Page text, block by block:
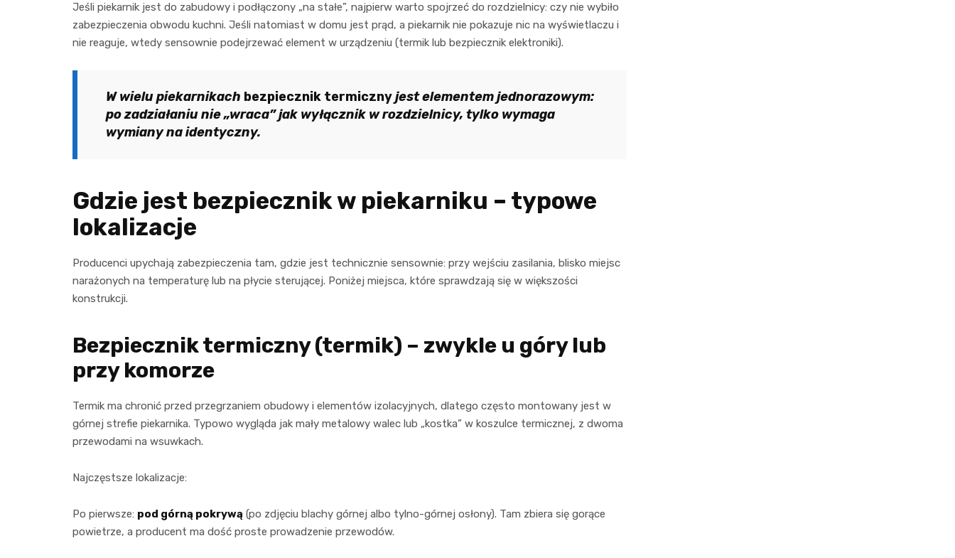
Jeśli piekarnik jest do zabudowy i podłączony „na stałe”, najpierw warto spojrzeć do rozdzielnicy: czy nie wybiło
zabezpieczenia obwodu kuchni. Jeśli natomiast w domu jest prąd, a piekarnik nie pokazuje nic na wyświetlaczu i
nie reaguje, wtedy sensownie podejrzewać element w urządzeniu (termik lub bezpiecznik elektroniki).
W wielu piekarnikach bezpiecznik termicznyjest elementem jednorazowym:
po zadziałaniu nie „wraca” jak wyłącznik w rozdzielnicy, tylko wymaga
wymiany na identyczny.
Gdzie jest bezpiecznik w piekarniku – typowe
lokalizacje
Producenci upychają zabezpieczenia tam, gdzie jest technicznie sensownie: przy wejściu zasilania, blisko miejsc
narażonych na temperaturę lub na płycie sterującej. Poniżej miejsca, które sprawdzają się w większości
konstrukcji.
Bezpiecznik termiczny (termik) – zwykle u góry lub
przy komorze
Termik ma chronić przed przegrzaniem obudowy i elementów izolacyjnych, dlatego często montowany jest w
górnej strefie piekarnika. Typowo wygląda jak mały metalowy walec lub „kostka” w koszulce termicznej, z dwoma
przewodami na wsuwkach.
Najczęstsze lokalizacje:
Po pierwsze: pod górną pokrywą (po zdjęciu blachy górnej albo tylno-górnej osłony). Tam zbiera się gorące
powietrze, a producent ma dość proste prowadzenie przewodów.